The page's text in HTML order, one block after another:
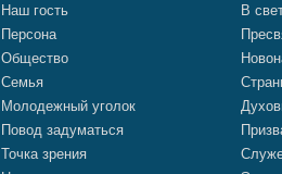
Наш гость
Персона
Общество
Семья
Молодежный уголок
Повод задуматься
Точка зрения
В